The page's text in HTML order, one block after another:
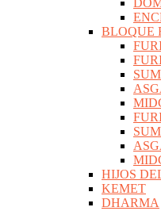
BLOQUE
HIJOS
KEMET
DHARMA